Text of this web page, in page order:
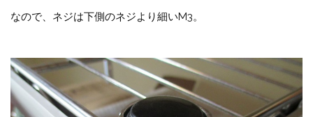
なので、ネジは下側のネジより細いM3。